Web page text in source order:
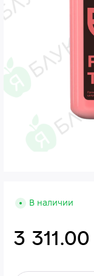
В наличии
3 311.00